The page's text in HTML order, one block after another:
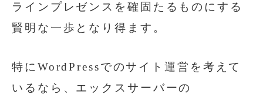
ラインプレゼンスを確固たるものにする
賢明な一歩となり得ます。
特にWordPressでのサイト運営を考えて
いるなら、エックスサーバーの